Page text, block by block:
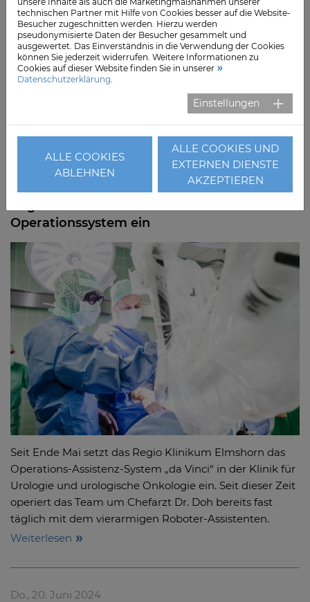
Das Herz- und Gefäßzentrum der Segeberger Kliniken,
Abteilung für Kardiologie und Angiologie, wurde erneut
als Fortbildungsstätte für interventionelle Kardiologie
zertifiziert. Diese Auszeichnung steht für höchste
Qualitätsansprüche im Rahmen moderner Behandlung
Fr., 21. Juni 2024
Operationssystem ein
Seit Ende Mai setzt das Regio Klinikum Elmshorn das
Operations-Assistenz-System „da Vinci“ in der Klinik für
Urologie und urologische Onkologie ein. Seit dieser Zeit
operiert das Team um Chefarzt Dr. Doh bereits fast
täglich mit dem vierarmigen Roboter-Assistenten.
Weiterlesen
Do., 20. Juni 2024
technischen Partner mit Hilfe von Cookies besser auf die Website-
Besucher zugeschnitten werden. Hierzu werden
pseudonymisierte Daten der Besucher gesammelt und
ausgewertet. Das Einverständnis in die Verwendung der Cookies
können Sie jederzeit widerrufen. Weitere Informationen zu
Cookies auf dieser Website finden Sie in unserer
Datenschutzerklärung.
Einstellungen
ALLE COOKIES
ABLEHNEN
ALLE COOKIES UND
EXTERNEN DIENSTE
AKZEPTIEREN